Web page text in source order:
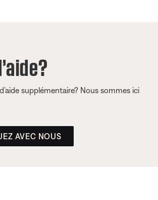
supplémentaire? Nous sommes ici
AVEC NOUS